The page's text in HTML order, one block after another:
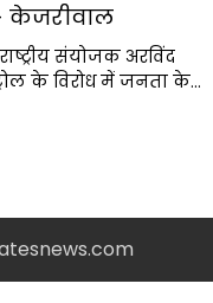
केजरीवाल
संयोजक अरविंद
के विरोध में जनता के…